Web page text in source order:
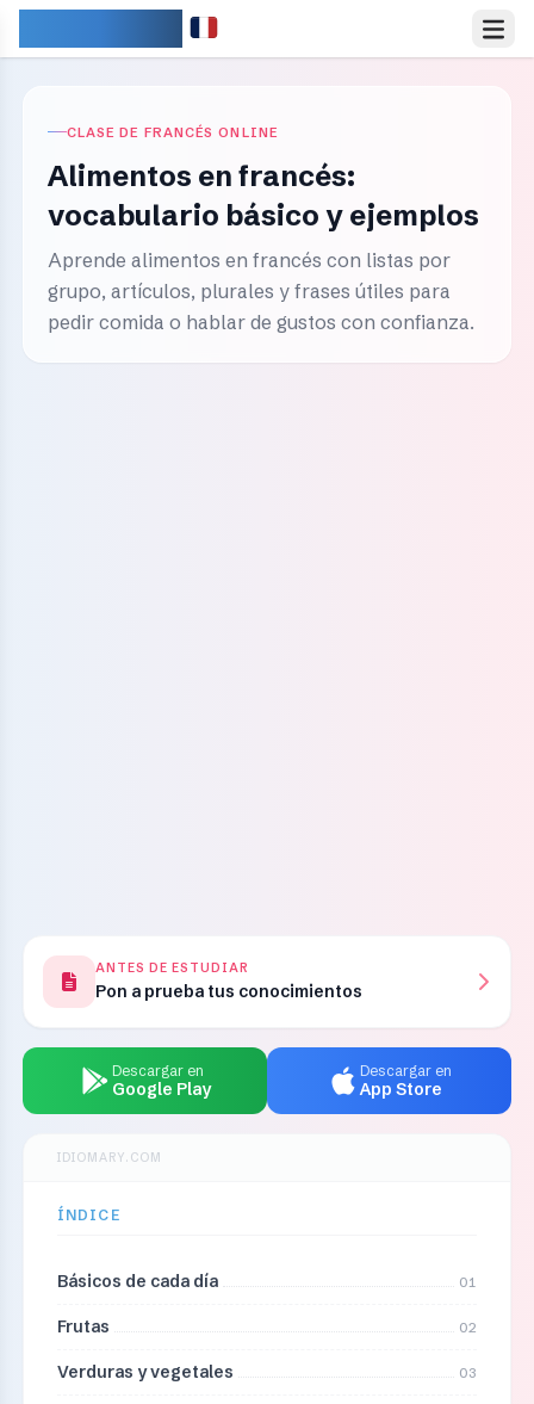
CLASE DE FRANCÉS ONLINE
Alimentos en francés:
vocabulario básico y ejemplos
Aprende alimentos en francés con listas por
grupo, artículos, plurales y frases útiles para
pedir comida o hablar de gustos con confianza.
ANTES DE ESTUDIAR
Pon a prueba tus conocimientos
Descargar en
Google Play
Descargar en
App Store
IDIOMARY.COM
ÍNDICE
Básicos de cada día 01
Frutas 02
Verduras y vegetales 03